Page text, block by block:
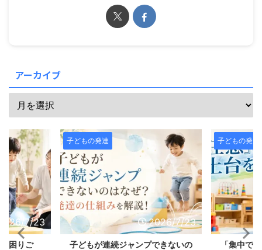
アーカイブ
7/23
困りご
子どもの発達
2026/7/23
子どもが連続ジャンプできないの
子どもの発達
「集中で